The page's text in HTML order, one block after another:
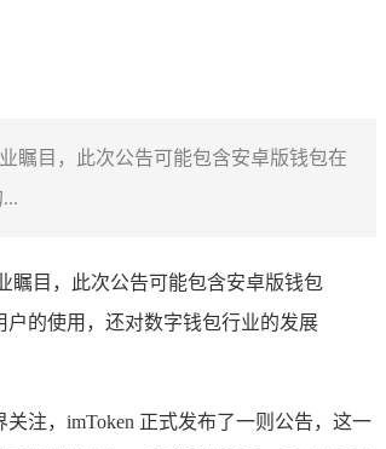
瞩目，此次公告可能包含安卓版钱包在
瞩目，此次公告可能包含安卓版钱包
的使用，还对数字钱包行业的发展
注，imToken 正式发布了一则公告，这一